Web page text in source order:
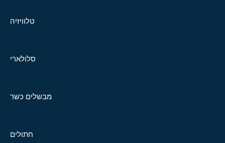
טלוויזיה
סלולארי
מבשלים כשר
חתולים